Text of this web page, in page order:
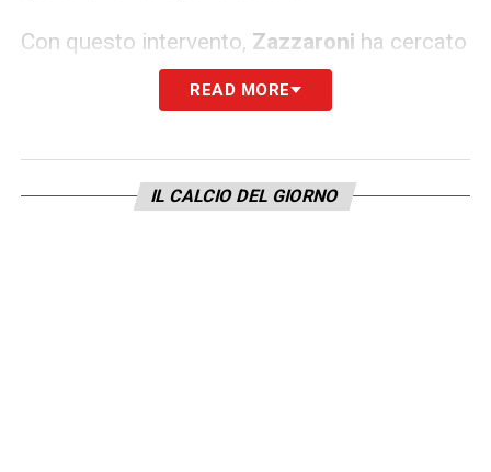
Con questo intervento, Zazzaroni ha cercato
di chiudere il caso, ribadendo di non aver mai
voluto mettere in dubbio la professionalità di
analizzato l’episodio dal punto di vista
tecnico e tattico.
READ MORE
IL CALCIO DEL GIORNO